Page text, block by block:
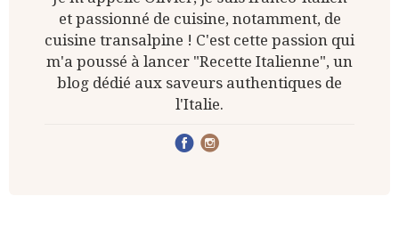
et passionné de cuisine, notamment, de
cuisine transalpine ! C'est cette passion qui
m'a poussé à lancer "Recette Italienne", un
blog dédié aux saveurs authentiques de
l'Italie.